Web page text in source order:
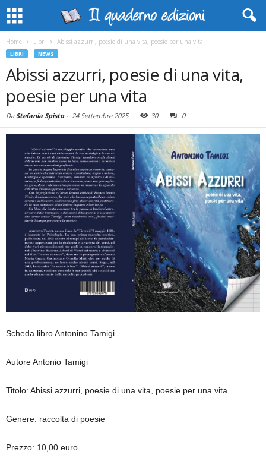
Home Libri Abissi azzurri, poesie di una vita, poesie per una vita
LIBRI NEWS
Abissi azzurri, poesie di una vita,
poesie per una vita
DaStefania Spisto- 24 Settembre 2025 30 0
Scheda libro Antonino Tamigi
Autore Antonio Tamigi
Titolo: Abissi azzurri, poesie di una vita, poesie per una vita
Genere: raccolta di poesie
Prezzo: 10,00 euro